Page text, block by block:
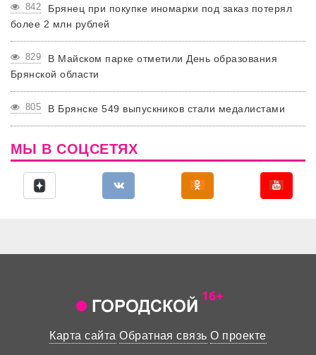
842
Брянец при покупке иномарки под заказ потерял
более 2 млн рублей
829
В Майском парке отметили День образования
Брянской области
805 В Брянске 549 выпускников стали медалистами
МЫ В СОЦСЕТЯХ
Карта сайта Обратная связь О проекте